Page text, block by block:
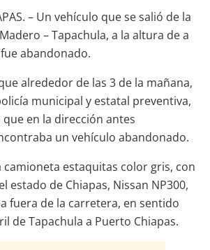
– Un vehículo que se salió de la
– Tapachula, a la altura de a
abandonado.
alrededor de las 3 de la mañana,
municipal y estatal preventiva,
en la dirección antes
un vehículo abandonado.
camioneta estaquitas color gris, con
estado de Chiapas, Nissan NP300,
fuera de la carretera, en sentido
de Tapachula a Puerto Chiapas.